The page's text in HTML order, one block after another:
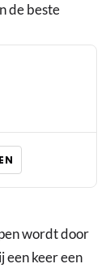
de beste
6
wordt door
een keer een